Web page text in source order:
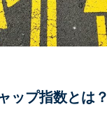
ップ指数とは？